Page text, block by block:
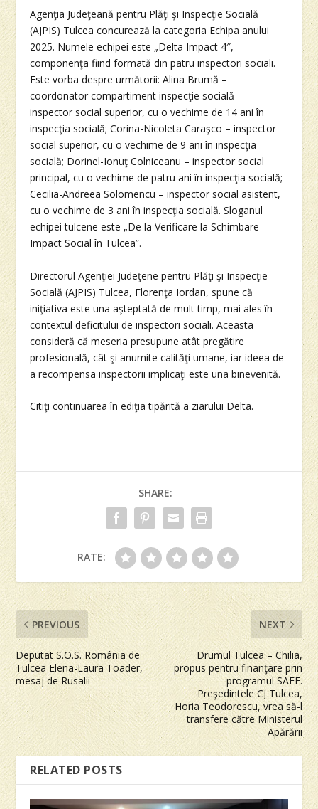
Agenţia Judeţeană pentru Plăţi şi Inspecţie Socială
(AJPIS) Tulcea concurează la categoria Echipa anului
2025. Numele echipei este „Delta Impact 4″,
componenţa fiind formată din patru inspectori sociali.
Este vorba despre următorii: Alina Brumă –
coordonator compartiment inspecţie socială –
inspector social superior, cu o vechime de 14 ani în
inspecţia socială; Corina-Nicoleta Caraşco – inspector
social superior, cu o vechime de 9 ani în inspecţia
socială; Dorinel-Ionuţ Colniceanu – inspector social
principal, cu o vechime de patru ani în inspecţia socială;
Cecilia-Andreea Solomencu – inspector social asistent,
cu o vechime de 3 ani în inspecţia socială. Sloganul
echipei tulcene este „De la Verificare la Schimbare –
Impact Social în Tulcea”.
Directorul Agenţiei Judeţene pentru Plăţi şi Inspecţie
Socială (AJPIS) Tulcea, Florenţa Iordan, spune că
iniţiativa este una aşteptată de mult timp, mai ales în
contextul deficitului de inspectori sociali. Aceasta
consideră că meseria presupune atât pregătire
profesională, cât şi anumite calităţi umane, iar ideea de
a recompensa inspectorii implicaţi este una binevenită.
Citiţi continuarea în ediţia tipărită a ziarului Delta.
SHARE:
RATE:
PREVIOUS
Deputat S.O.S. România de
Tulcea Elena-Laura Toader,
mesaj de Rusalii
NEXT
Drumul Tulcea – Chilia,
propus pentru finanţare prin
programul SAFE.
Preşedintele CJ Tulcea,
Horia Teodorescu, vrea să-l
transfere către Ministerul
Apărării
RELATED POSTS